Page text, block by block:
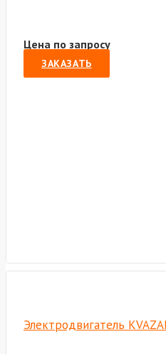
Цена по запросу
ЗАКАЗАТЬ
Электродвигатель